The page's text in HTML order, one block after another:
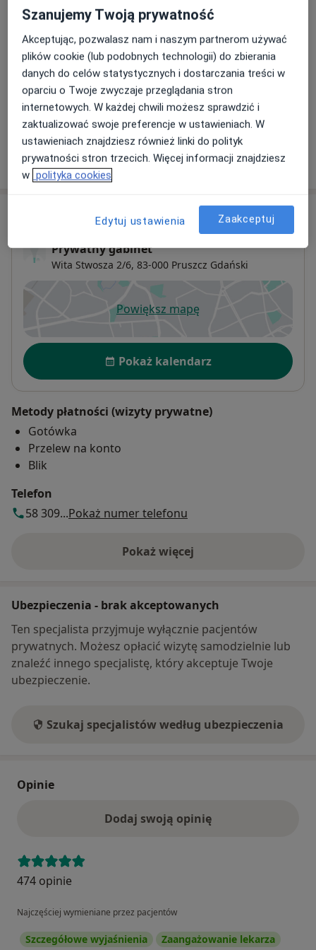
300 zł Szczegóły
USG tarczycy
300 zł Szczegóły Umów wizytę
+ 23 usługi
W jaki sposób ustalane są ceny?
Prywatny gabinet
Wita Stwosza 2/6, 83-000 Pruszcz Gdański
Powiększ mapęotwiera się w nowej karcie
Dostępność
Pokaż kalendarz
Metody płatności (wizyty prywatne)
Gotówka
Przelew na konto
Blik
Telefon
58 309...Pokaż numer telefonu
Pokaż więcej
o adresie
Ubezpieczenia - brak akceptowanych
Ten specjalista przyjmuje wyłącznie pacjentów
prywatnych. Możesz opłacić wizytę samodzielnie lub
znaleźć innego specjalistę, który akceptuje Twoje
ubezpieczenie.
Szukaj specjalistów według ubezpieczenia
Opinie
Dodaj swoją opinię
474 opinie
Najczęściej wymieniane przez pacjentów
Szczegółowe wyjaśnienia Zaangażowanie lekarza
Szanujemy Twoją prywatność
Akceptując, pozwalasz nam i naszym partnerom używać
plików cookie (lub podobnych technologii) do zbierania
danych do celów statystycznych i dostarczania treści w
oparciu o Twoje zwyczaje przeglądania stron
internetowych. W każdej chwili możesz sprawdzić i
zaktualizować swoje preferencje w ustawieniach. W
ustawieniach znajdziesz również linki do polityk
prywatności stron trzecich. Więcej informacji znajdziesz
w polityka cookies
Edytuj ustawienia Zaakceptuj